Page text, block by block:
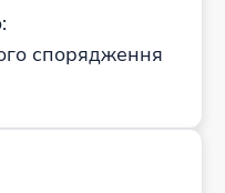
спорядження